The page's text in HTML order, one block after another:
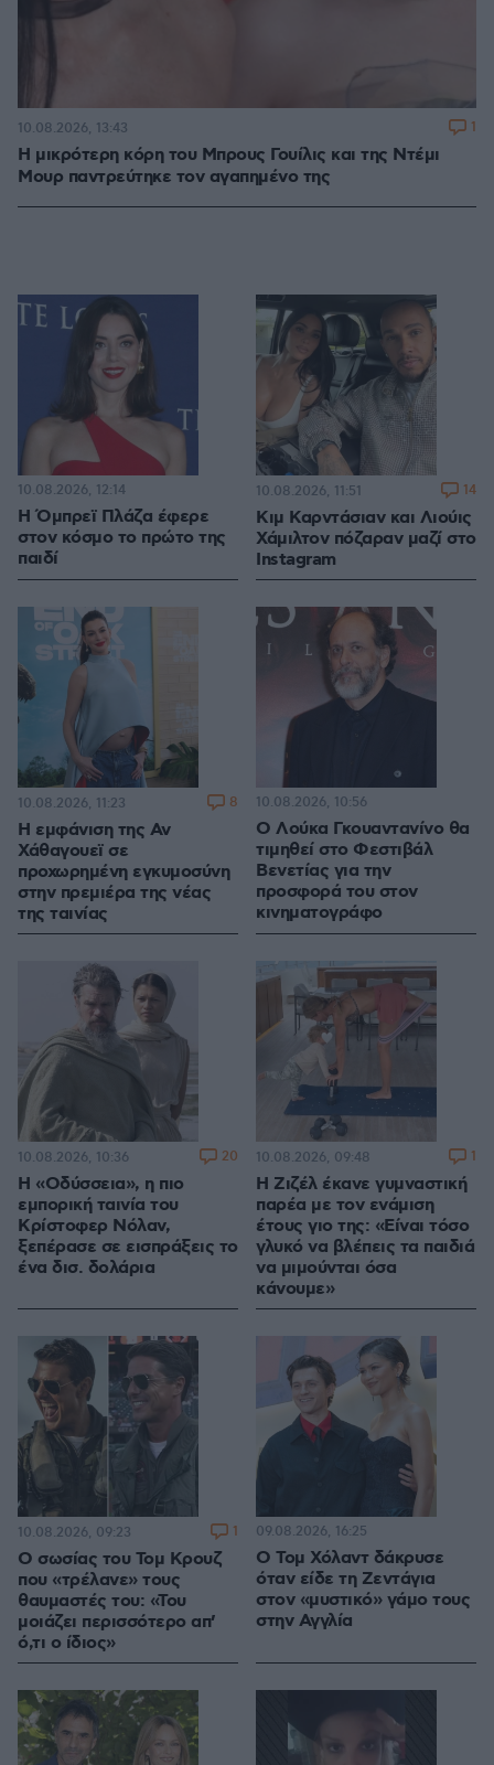
Η μικρότερη κόρη του Μπρους Γουίλις και της Ντέμι
Μουρ παντρεύτηκε τον αγαπημένο της
10.08.2026, 13:43 1
Η Όμπρεϊ Πλάζα έφερε
στον κόσμο το πρώτο της
παιδί
10.08.2026, 12:14
Κιμ Καρντάσιαν και Λιούις
Χάμιλτον πόζαραν μαζί στο
Instagram
10.08.2026, 11:51 14
Η εμφάνιση της Αν
Χάθαγουεϊ σε
προχωρημένη εγκυμοσύνη
στην πρεμιέρα της νέας
της ταινίας
10.08.2026, 11:23 8
Ο Λούκα Γκουαντανίνο θα
τιμηθεί στο Φεστιβάλ
Βενετίας για την
προσφορά του στον
κινηματογράφο
10.08.2026, 10:56
Η «Οδύσσεια», η πιο
εμπορική ταινία του
Κρίστοφερ Νόλαν,
ξεπέρασε σε εισπράξεις το
ένα δισ. δολάρια
10.08.2026, 10:36 20
Η Ζιζέλ έκανε γυμναστική
παρέα με τον ενάμιση
έτους γιο της: «Είναι τόσο
γλυκό να βλέπεις τα παιδιά
να μιμούνται όσα
κάνουμε»
10.08.2026, 09:48 1
Ο σωσίας του Τομ Κρουζ
που «τρέλανε» τους
θαυμαστές του: «Του
μοιάζει περισσότερο απ’
ό,τι ο ίδιος»
10.08.2026, 09:23 1
Ο Τομ Χόλαντ δάκρυσε
όταν είδε τη Ζεντάγια
στον «μυστικό» γάμο τους
στην Αγγλία
09.08.2026, 16:25